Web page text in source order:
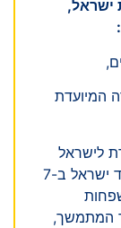
ישראל,
המיועדת
לישראל
ולעמה. המתקפה המזוויעה של החמאס נגד ישראל ב-7
משפחות
המתמשך,